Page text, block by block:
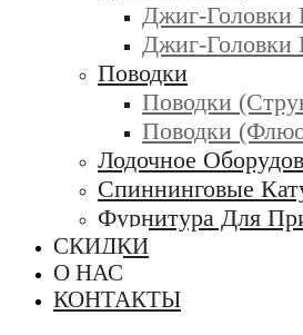
Джиг-Головки
Джиг-Головки
Поводки
Поводки
Поводки
Лодочное
Спиннинговые
Фурнитура Для
СКИДКИ
О НАС
КОНТАКТЫ